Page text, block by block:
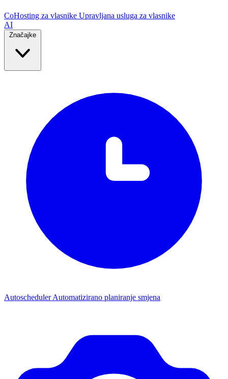
CoHosting za vlasnike Upravljana usluga za vlasnike
AI
AutoschedulerAutomatizirano planiranje smjena